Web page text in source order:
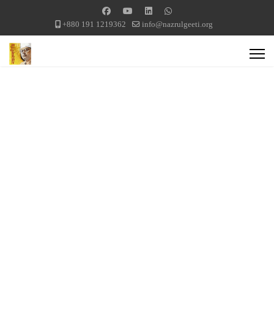
+880 191 1219362 info@nazrulgeeti.org